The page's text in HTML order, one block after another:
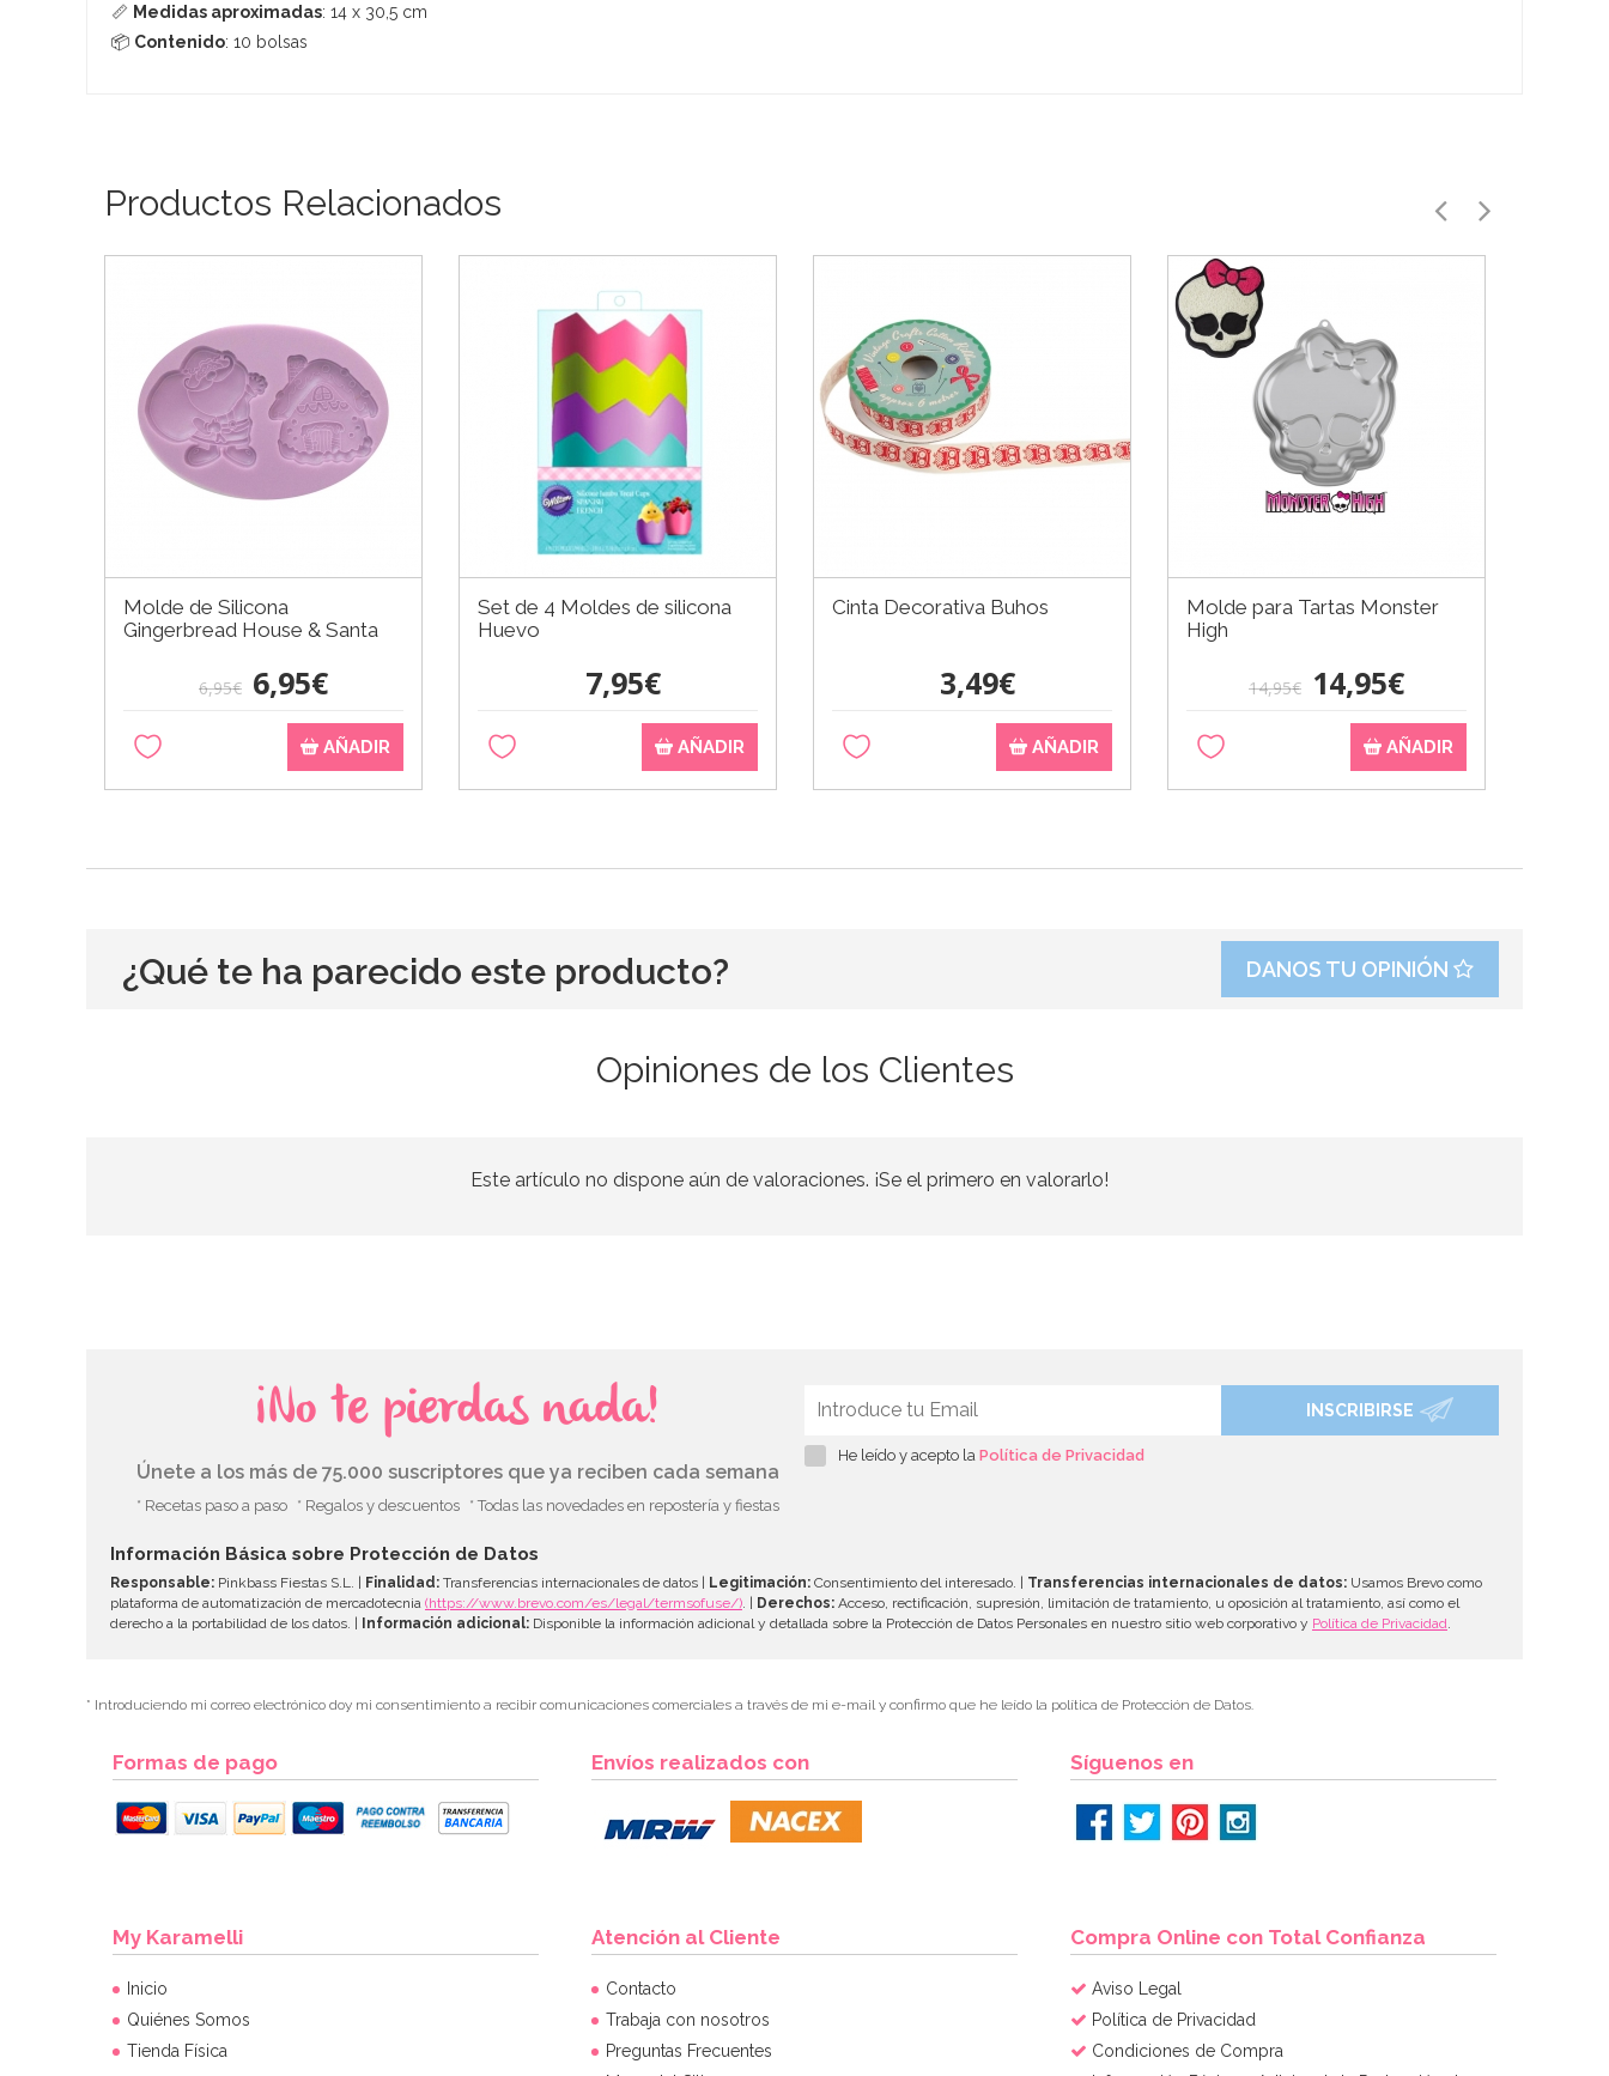
📏 Medidas aproximadas: 14 x 30,5 cm
📦 Contenido: 10 bolsas
Productos Relacionados
Molde de Silicona
Gingerbread House & Santa
6,95€ 6,95€
AÑADIR
Set de 4 Moldes de silicona
Huevo
7,95€
AÑADIR
Cinta Decorativa Buhos
3,49€
AÑADIR
Molde para Tartas Monster
High
14,95€ 14,95€
AÑADIR
¿Qué te ha parecido este producto? DANOS TU OPINIÓN
Opiniones de los Clientes
Este artículo no dispone aún de valoraciones. ¡Se el primero en valorarlo!
¡No te pierdas nada!
Únete a los más de 75.000 suscriptores que ya reciben cada semana
* Recetas paso a paso * Regalos y descuentos * Todas las novedades en repostería y fiestas
INSCRIBIRSE
He leído y acepto la Política de Privacidad
Información Básica sobre Protección de Datos
Responsable: Pinkbass Fiestas S.L. | Finalidad: Transferencias internacionales de datos | Legitimación: Consentimiento del interesado. | Transferencias internacionales de datos: Usamos Brevo como
plataforma de automatización de mercadotecnia (https://www.brevo.com/es/legal/termsofuse/) . | Derechos: Acceso, rectificación, supresión, limitación de tratamiento, u oposición al tratamiento, así como el
derecho a la portabilidad de los datos. | Información adicional: Disponible la información adicional y detallada sobre la Protección de Datos Personales en nuestro sitio web corporativo y Política de Privacidad
* Introduciendo mi correo electrónico doy mi consentimiento a recibir comunicaciones comerciales a través de mi e-mail y confirmo que he leído la política de Protección de Datos.
Formas de pago Envíos realizados con Síguenos en
My Karamelli
Inicio
Quiénes Somos
Tienda Física
Atención al Cliente
Contacto
Trabaja con nosotros
Preguntas Frecuentes
Compra Online con Total Confianza
Aviso Legal
Política de Privacidad
Condiciones de Compra